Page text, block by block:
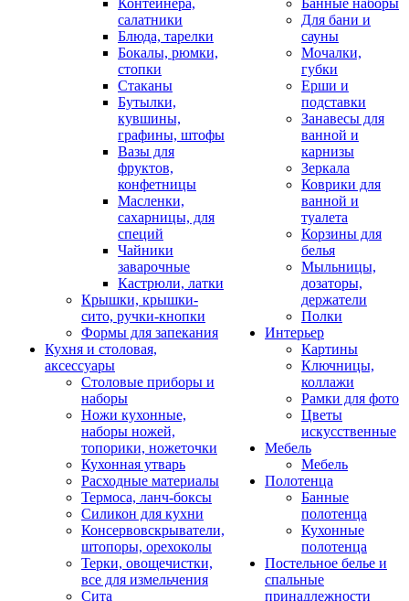
Контейнера,
салатники
Блюда, тарелки
Бокалы, рюмки,
стопки
Стаканы
Бутылки,
кувшины,
графины, штофы
Вазы для
фруктов,
конфетницы
Масленки,
сахарницы, для
специй
Чайники
заварочные
Кастрюли, латки
Крышки, крышки-
сито, ручки-кнопки
Формы для запекания
Кухня и столовая,
аксессуары
Столовые приборы и
наборы
Ножи кухонные,
наборы ножей,
топорики, ножеточки
Кухонная утварь
Расходные материалы
Термоса, ланч-боксы
Силикон для кухни
Консервовскрыватели,
штопоры, орехоколы
Терки, овощечистки,
все для измельчения
Сита
Банные наборы
Для бани и
сауны
Мочалки,
губки
Ерши и
подставки
Занавесы для
ванной и
карнизы
Зеркала
Коврики для
ванной и
туалета
Корзины для
белья
Мыльницы,
дозаторы,
держатели
Полки
Интерьер
Картины
Ключницы,
коллажи
Рамки для фото
Цветы
искусственные
Мебель
Мебель
Полотенца
Банные
полотенца
Кухонные
полотенца
Постельное белье и
спальные
принадлежности